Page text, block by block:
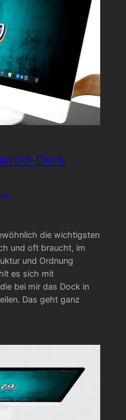
Dock
die wichtigsten
und oft braucht, im
und Ordnung
es sich mit
bei mir das Dock in
Das geht ganz